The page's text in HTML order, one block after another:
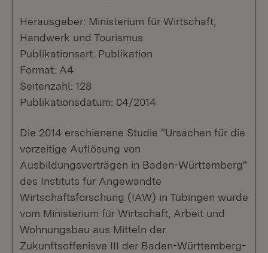
Herausgeber: Ministerium für Wirtschaft,
Handwerk und Tourismus
Publikationsart: Publikation
Format: A4
Seitenzahl: 128
Publikationsdatum: 04/2014
Die 2014 erschienene Studie "Ursachen für die
vorzeitige Auflösung von
Ausbildungsverträgen in Baden-Württemberg"
des Instituts für Angewandte
Wirtschaftsforschung (IAW) in Tübingen wurde
vom Ministerium für Wirtschaft, Arbeit und
Wohnungsbau aus Mitteln der
Zukunftsoffenisve III der Baden-Württemberg-